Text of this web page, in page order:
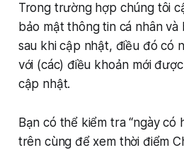
Trong trường hợp chúng tôi
bảo mật thông tin cá nhân
sau khi cập nhật, điều đó có
với (các) điều khoản mới
cập nhật.
Bạn có thể kiểm tra “ngày có
trên cùng để xem thời điểm